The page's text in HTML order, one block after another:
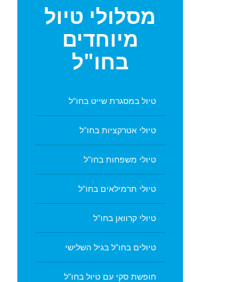
מסלולי טיול
מיוחדים
בחו"ל
טיול במסגרת שייט בחו"ל
טיולי אטרקציות בחו"ל
טיולי משפחות בחו"ל
טיולי תרמילאים בחו"ל
טיולי קרוואן בחו"ל
טיולים בחו"ל בגיל השלישי
חופשת סקי עם טיול בחו"ל